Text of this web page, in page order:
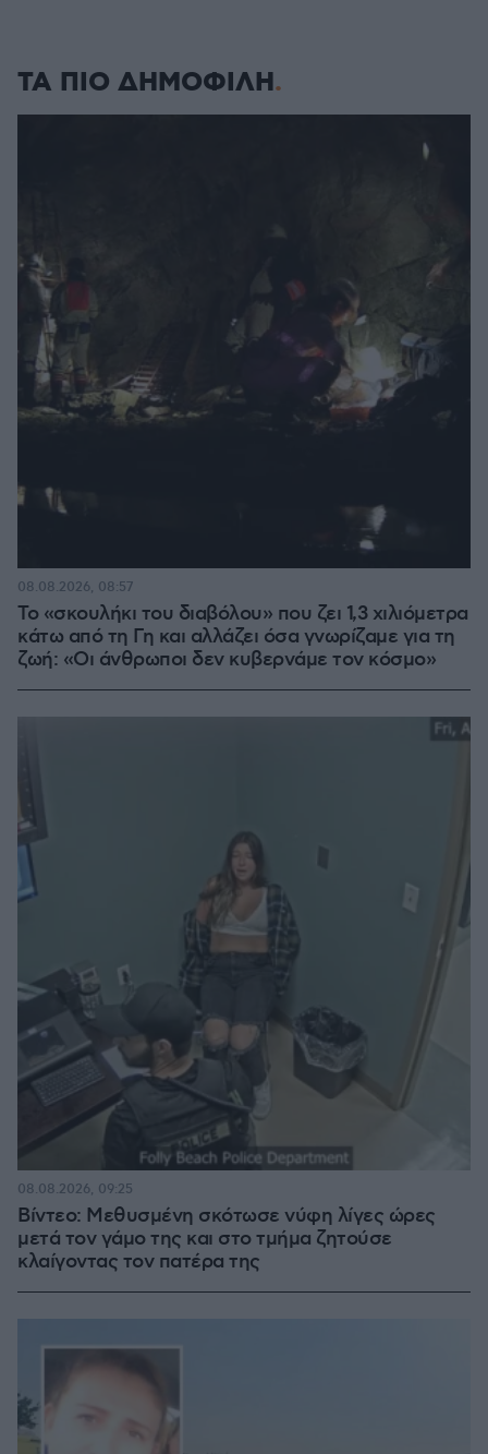
ΤΑ ΠΙΟ ΔΗΜΟΦΙΛΗ
Το «σκουλήκι του διαβόλου» που ζει 1,3 χιλιόμετρα
κάτω από τη Γη και αλλάζει όσα γνωρίζαμε για τη
ζωή: «Οι άνθρωποι δεν κυβερνάμε τον κόσμο»
08.08.2026, 08:57
Βίντεο: Μεθυσμένη σκότωσε νύφη λίγες ώρες
μετά τον γάμο της και στο τμήμα ζητούσε
κλαίγοντας τον πατέρα της
08.08.2026, 09:25